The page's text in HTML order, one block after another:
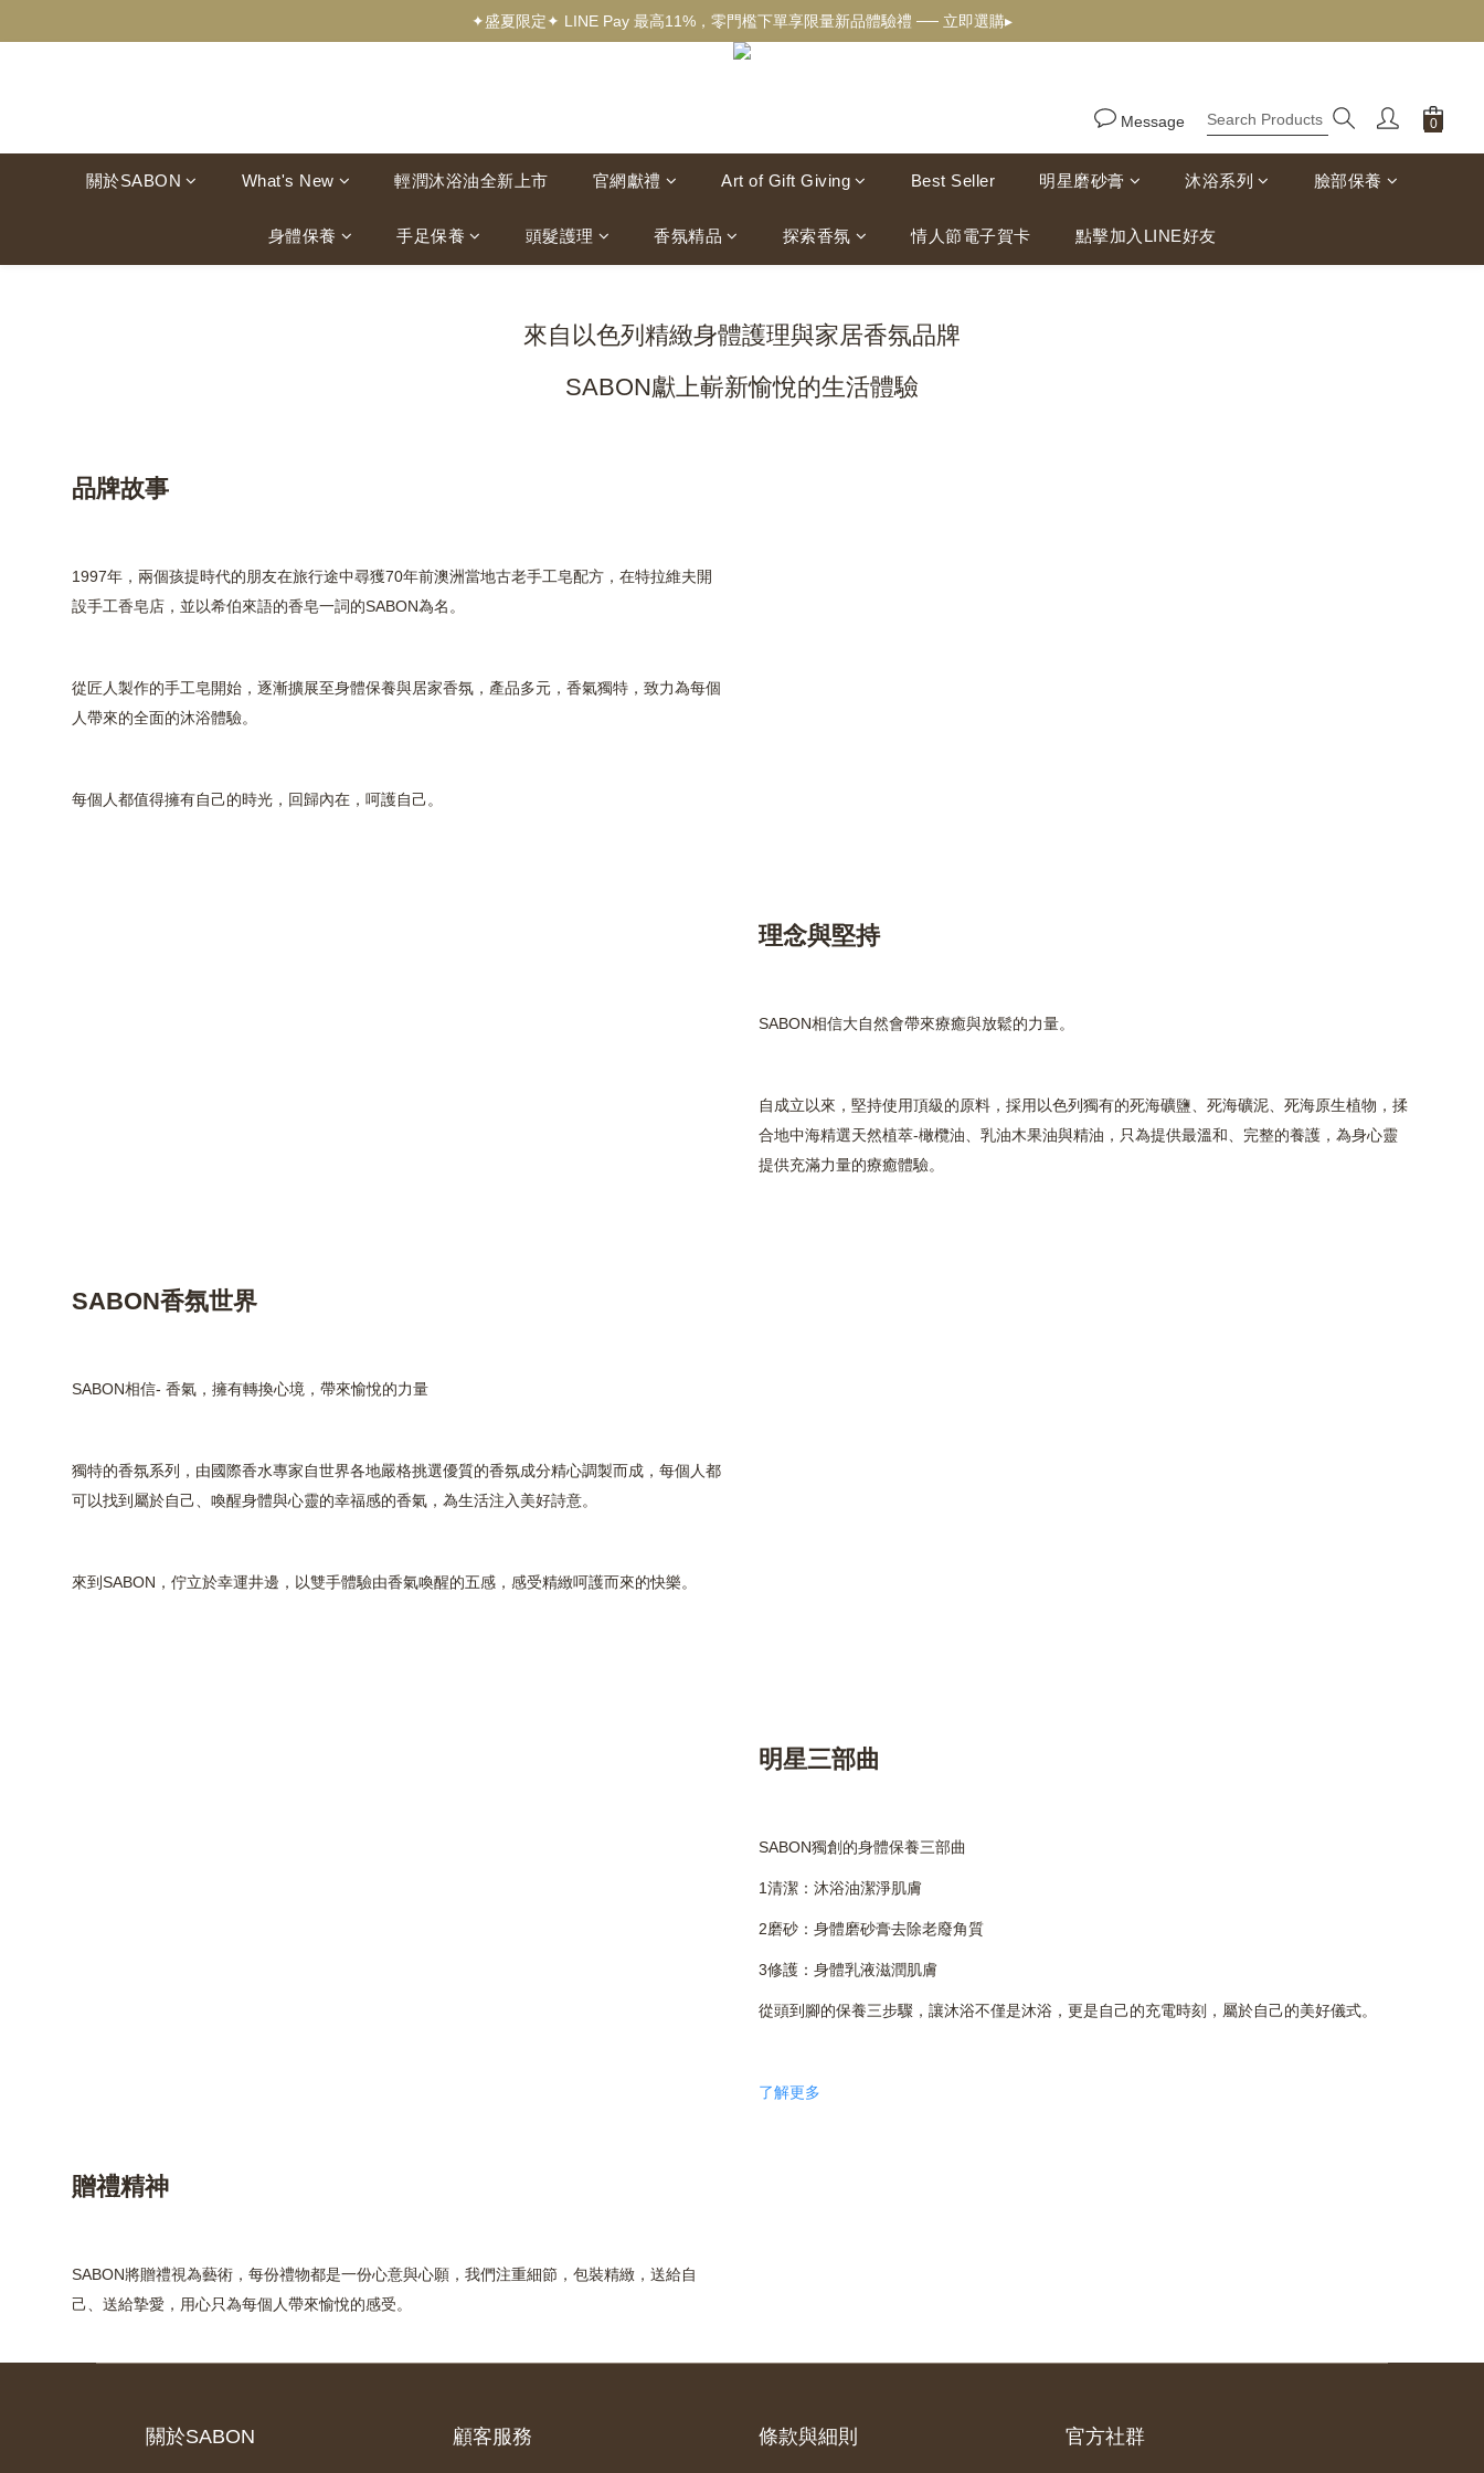
✦新客獨享✦ 首購輸入【welcome】滿$500現折$100 ── 立即選購▸
✦盛夏限定✦ LINE Pay 最高11%，零門檻下單享限量新品體驗禮 ── 立即選購▸
✦New✦ 熱帶果嶼限量系列，沉浸夏日慢旅時光 ── 立即探索▸
Message
關於SABON What's New 輕潤沐浴油全新上市 官網獻禮 Art of Gift Giving Best Seller 明星磨砂膏 沐浴系列 臉部保養
身體保養 手足保養 頭髮護理 香氛精品 探索香氛 情人節電子賀卡 點擊加入LINE好友
來自以色列精緻身體護理與家居香氛品牌
SABON獻上嶄新愉悅的生活體驗
品牌故事
1997年，兩個孩提時代的朋友在旅行途中尋獲70年前澳洲當地古老手工皂配方，在特拉維夫開
設手工香皂店，並以希伯來語的香皂一詞的SABON為名。
從匠人製作的手工皂開始，逐漸擴展至身體保養與居家香氛，產品多元，香氣獨特，致力為每個
人帶來的全面的沐浴體驗。
每個人都值得擁有自己的時光，回歸內在，呵護自己。
理念與堅持
SABON相信大自然會帶來療癒與放鬆的力量。
自成立以來，堅持使用頂級的原料，採用以色列獨有的死海礦鹽、死海礦泥、死海原生植物，揉
合地中海精選天然植萃-橄欖油、乳油木果油與精油，只為提供最溫和、完整的養護，為身心靈
提供充滿力量的療癒體驗。
SABON香氛世界
SABON相信- 香氣，擁有轉換心境，帶來愉悅的力量
獨特的香氛系列，由國際香水專家自世界各地嚴格挑選優質的香氛成分精心調製而成，每個人都
可以找到屬於自己、喚醒身體與心靈的幸福感的香氣，為生活注入美好詩意。
來到SABON，佇立於幸運井邊，以雙手體驗由香氣喚醒的五感，感受精緻呵護而來的快樂。
明星三部曲
SABON獨創的身體保養三部曲
1清潔：沐浴油潔淨肌膚
2磨砂：身體磨砂膏去除老廢角質
3修護：身體乳液滋潤肌膚
從頭到腳的保養三步驟，讓沐浴不僅是沐浴，更是自己的充電時刻，屬於自己的美好儀式。
了解更多
贈禮精神
SABON將贈禮視為藝術，每份禮物都是一份心意與心願，我們注重細節，包裝精緻，送給自
己、送給摯愛，用心只為每個人帶來愉悅的感受。
關於SABON 顧客服務 條款與細則 官方社群